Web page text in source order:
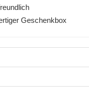
Geschenkbox